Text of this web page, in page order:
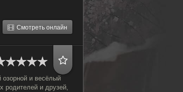
Смотреть онлайн
озорной и весёлый
родителей и друзей,